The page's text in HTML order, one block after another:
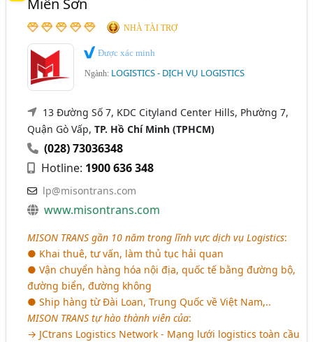
Chuyển Phát Nhanh - Công Ty Chuyển Phát Nhanh
(493)
Bốc Xếp Hàng Hóa - Bằng Xe Nâng, Xe Cẩu (226)
Kho Vận - Dịch Vụ Kho Vận (170)
Vĩnh Phúc
Đắk Lắk Bắc Giang
Bến Tre
Cao Bằng Gia Lai
Hải Dương
Long An
Ninh Bình
NHÀ TÀI TRỢ
Được xác minh
Ngành: LOGISTICS - DỊCH VỤ LOGISTICS
13 Đường Số 7, KDC Cityland Center Hills, Phường 7,
Quận Gò Vấp,TP. Hồ Chí Minh (TPHCM)
(028) 73036348
Hotline: 1900 636 348
lp@misontrans.com
www.misontrans.com
MISON TRANS gần 10 năm trong lĩnh vực dịch vụ Logistics:
● Khai thuê, tư vấn, làm thủ tục hải quan
● Vận chuyển hàng hóa nội địa, quốc tế bằng đường bộ,
đường biển, đường không
● Ship hàng từ Đài Loan, Trung Quốc về Việt Nam,..
MISON TRANS tự hào thành viên của:
→ JCtrans Logistics Network - Mạng lưới logistics toàn cầu